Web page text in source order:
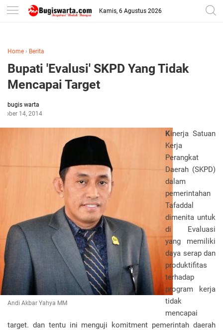
-->
Kamis, 6 Agustus 2026
Home › Berita
Bupati 'Evalusi' SKPD Yang Tidak
Mencapai Target
bugis warta
14, 2014
Andi Akbar Yahya MM
Kinerja Satuan
Kerja
Perangkat
Daerah (SKPD)
dalam
pemerintahan
Tafaddal
dimenita untuk
di Evaluasi
yang memiliki
daya serap dan
produktifitas
terhadap
program kerja
tidak
mencapai
target. dan tentu ini menguji komitment pemerintah daerah